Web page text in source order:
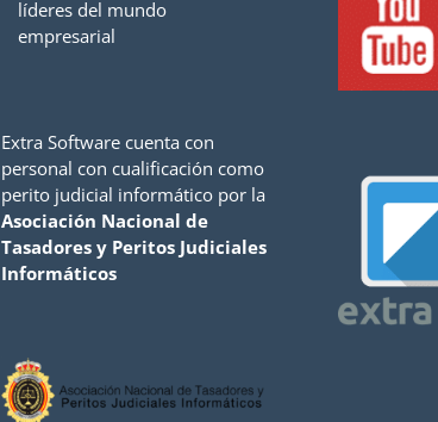
líderes del mundo
empresarial
Extra Software cuenta con
personal con cualificación como
perito judicial informático por la
Asociación Nacional de
Tasadores y Peritos Judiciales
Informáticos